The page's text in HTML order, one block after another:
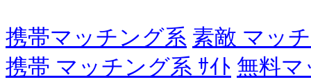
携帯マッチング系 素敵 マッ
携帯 マッチング系 ｻｲﾄ 無料マ